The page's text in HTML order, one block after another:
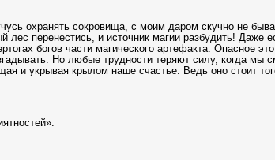
охранять сокровища, с моим даром скучно не
лес перенестись, и источник магии разбудить! Даже
богов части магического артефакта. Опасное
Но любые трудности теряют силу, когда мы
и укрывая крылом наше счастье. Ведь оно стоит